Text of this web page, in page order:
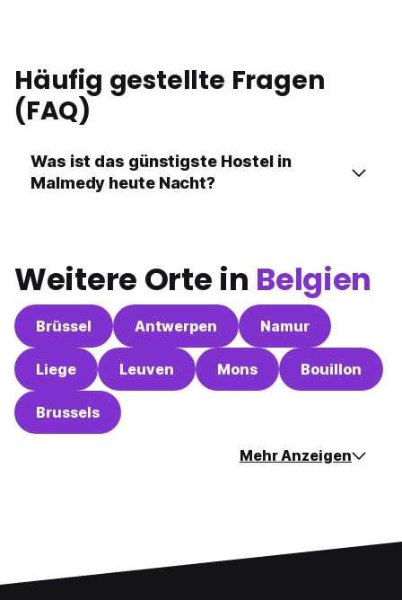
Häufig gestellte Fragen
(FAQ)
Was ist das günstigste Hostel in
Malmedy heute Nacht?
Weitere Orte in Belgien
Brüssel Antwerpen Namur
Liege Leuven Mons Bouillon
Brussels
Mehr Anzeigen